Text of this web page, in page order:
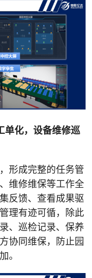
单化，设备维修巡
形成完整的任务管
维修维保等工作全
反馈、查看成果驱
理有迹可循，除此
、巡检记录、保养
协同维保，防止园
。